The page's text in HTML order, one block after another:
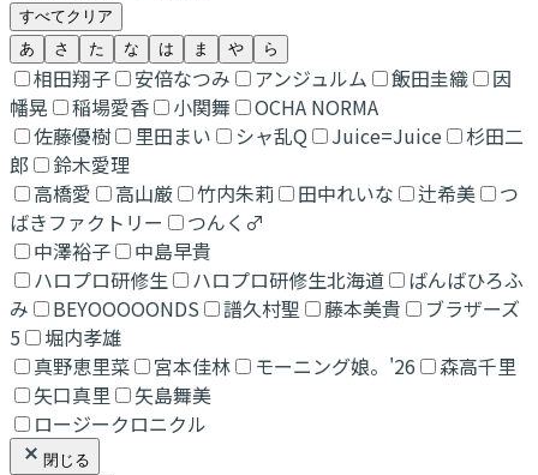
すべてクリア
あ
さ た な は ま や ら
相田翔子 安倍なつみ アンジュルム 飯田圭織
因
幡晃
稲場愛香 小関舞
OCHA NORMA
佐藤優樹
里田まい シャ乱Q Juice=Juice
杉田二
郎
鈴木愛理
高橋愛
高山厳 竹内朱莉 田中れいな 辻希美
つ
ばきファクトリー
つんく♂
中澤裕子
中島早貴
ハロプロ研修生
ハロプロ研修生北海道
ばんばひろふ
み
BEYOOOOONDS 譜久村聖 藤本美貴
ブラザーズ
5
堀内孝雄
真野恵里菜
宮本佳林 モーニング娘。'26
森高千里
矢口真里
矢島舞美
ロージークロニクル
閉じる